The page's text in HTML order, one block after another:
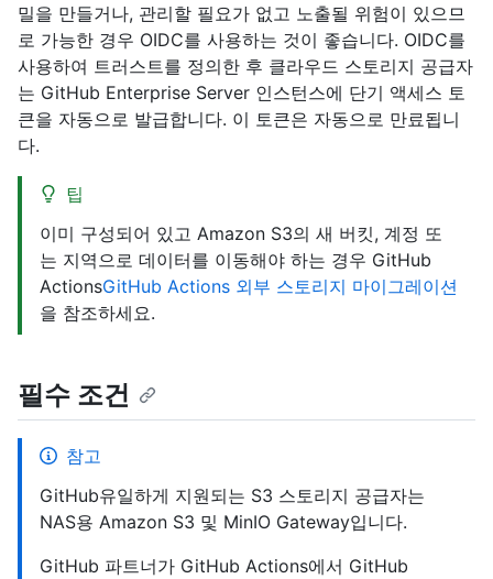
밀을 만들거나, 관리할 필요가 없고 노출될 위험이 있으므
로 가능한 경우 OIDC를 사용하는 것이 좋습니다. OIDC를
사용하여 트러스트를 정의한 후 클라우드 스토리지 공급자
는 GitHub Enterprise Server 인스턴스에 단기 액세스 토
큰을 자동으로 발급합니다. 이 토큰은 자동으로 만료됩니
다.
팁
이미 구성되어 있고 Amazon S3의 새 버킷, 계정 또
는 지역으로 데이터를 이동해야 하는 경우 GitHub
ActionsGitHub Actions 외부 스토리지 마이그레이션
을 참조하세요.
필수 조건
참고
GitHub유일하게 지원되는 S3 스토리지 공급자는
NAS용 Amazon S3 및 MinIO Gateway입니다.
GitHub 파트너가 GitHub Actions에서 GitHub